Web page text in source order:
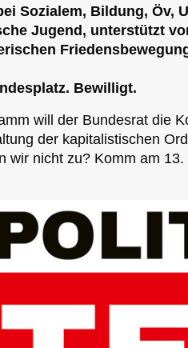
Sozialem, Bildung, Öv,
Jugend, unterstützt
Bewilligt.
will der Bundesrat die
der kapitalistischen
wir nicht zu? Komm am